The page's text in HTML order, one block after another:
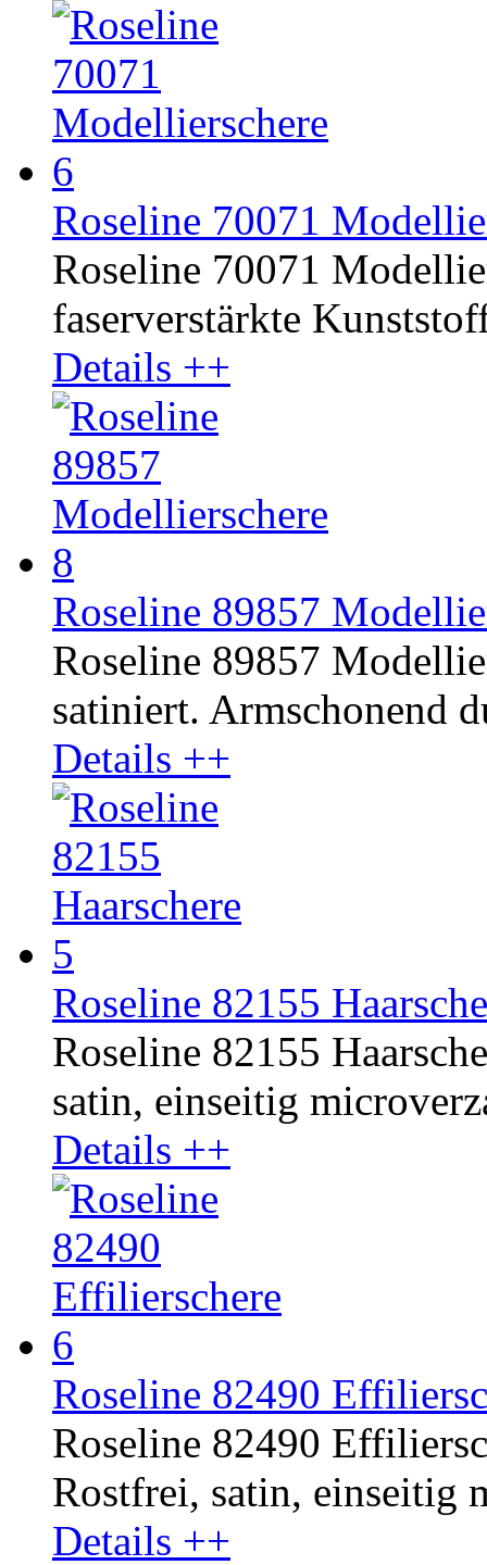
Roseline 70071
Roseline 70071
faserverstärkte
Details ++
Roseline 89857
Roseline 89857
satiniert. Armschonend
Details ++
Roseline 82155
Roseline 82155
satin, einseitig
Details ++
Roseline 82490
Roseline 82490
Rostfrei, satin, einseitig
Details ++